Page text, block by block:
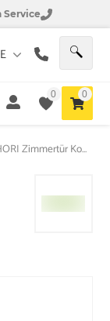
Service
0 0
HORI Zimmertür Komplettset Palma Signalweiß RAL9003 Röhrenspan Designkante